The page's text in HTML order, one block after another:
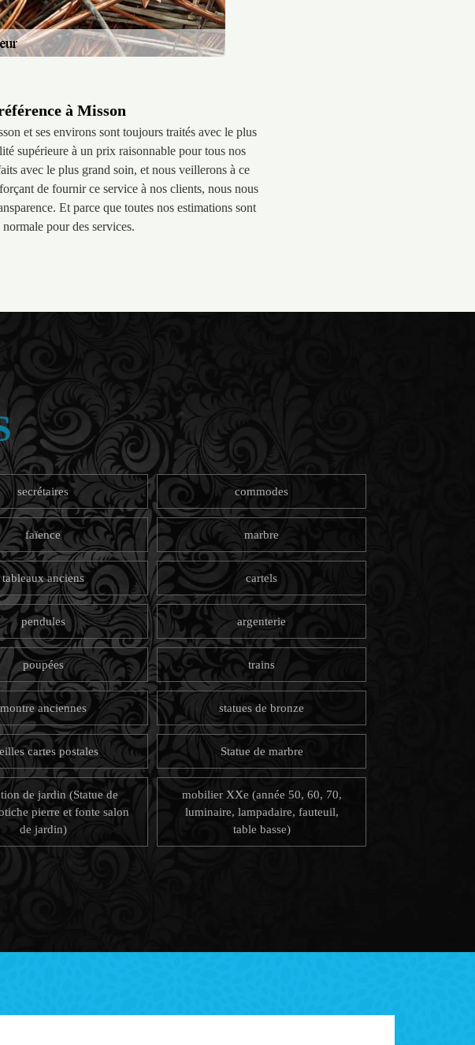
à Misson
et ses environs sont toujours traités avec le plus
supérieure à un prix raisonnable pour tous nos
avec le plus grand soin, et nous veillerons à ce
de fournir ce service à nos clients, nous nous
Et parce que toutes nos estimations sont
pour des services.
secrétaires commodes
faïence marbre
tableaux anciens cartels
pendules argenterie
poupées trains
montre anciennes statues de bronze
cartes postales Statue de marbre
de jardin (Statue de
pierre et fonte salon
de jardin)
mobilier XXe (année 50, 60, 70,
luminaire, lampadaire, fauteuil,
table basse)